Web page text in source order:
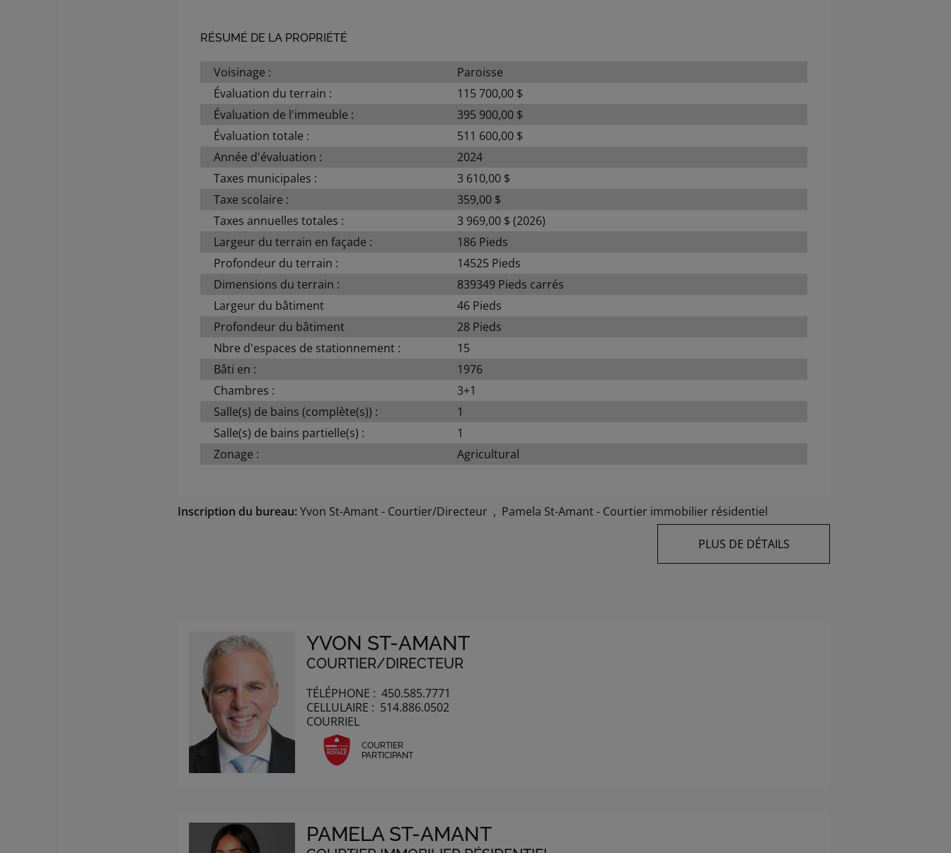
RÉSUMÉ DE LA PROPRIÉTÉ
Voisinage :
Paroisse
Évaluation du terrain :
115 700,00 $
Évaluation de l'immeuble :
395 900,00 $
Évaluation totale :
511 600,00 $
Année d'évaluation :
2024
Taxes municipales :
3 610,00 $
Taxe scolaire :
359,00 $
Taxes annuelles totales :
3 969,00 $ (2026)
Largeur du terrain en façade :
186 Pieds
Profondeur du terrain :
14525 Pieds
Dimensions du terrain :
839349 Pieds carrés
Largeur du bâtiment
46 Pieds
Profondeur du bâtiment
28 Pieds
Nbre d'espaces de stationnement :
15
Bâti en :
1976
Chambres :
3+1
Salle(s) de bains (complète(s)) :
1
Salle(s) de bains partielle(s) :
1
Zonage :
Agricultural
Inscription du bureau:Yvon St-Amant - Courtier/Directeur , Pamela St-Amant - Courtier immobilier résidentiel
PLUS DE DÉTAILS
YVON ST-AMANT
COURTIER/DIRECTEUR
TÉLÉPHONE :450.585.7771
CELLULAIRE : 514.886.0502
COURRIEL
COURTIER
PARTICIPANT
PAMELA ST-AMANT